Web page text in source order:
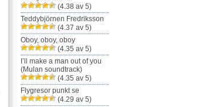
(4.38 av 5)
Teddybjörnen Fredriksson
(4.37 av 5)
Oboy, oboy, oboy
(4.35 av 5)
I’ll make a man out of you
(Mulan soundtrack)
(4.35 av 5)
Flygresor punkt se
(4.29 av 5)